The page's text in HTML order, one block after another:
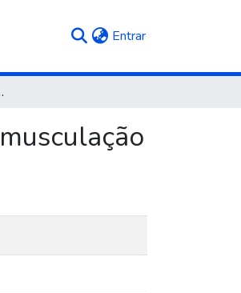
Entrar(current)
de musculação